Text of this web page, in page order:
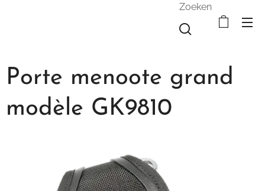
Zoeken
Porte menoote grand
modèle GK9810